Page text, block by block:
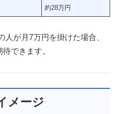
約28万円
が月7万円を掛けた場合、
できます。
メージ